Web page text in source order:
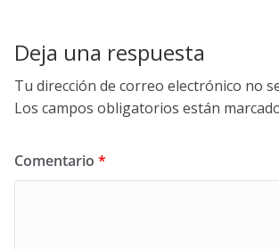
Deja una respuesta
Tu dirección de correo electrónico no
Los campos obligatorios están
Comentario *